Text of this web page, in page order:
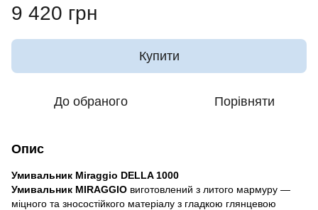
9 420 грн
Купити
До обраного Порівняти
Опис
Умивальник Miraggio DELLA 1000
Умивальник MIRAGGIO виготовлений з литого мармуру —
міцного та зносостійкого матеріалу з гладкою глянцевою